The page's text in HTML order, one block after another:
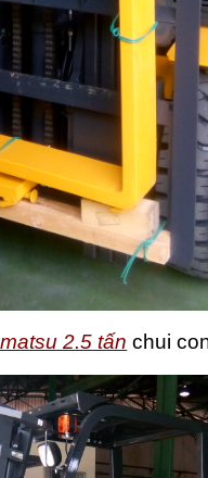
2.5 tấn chui